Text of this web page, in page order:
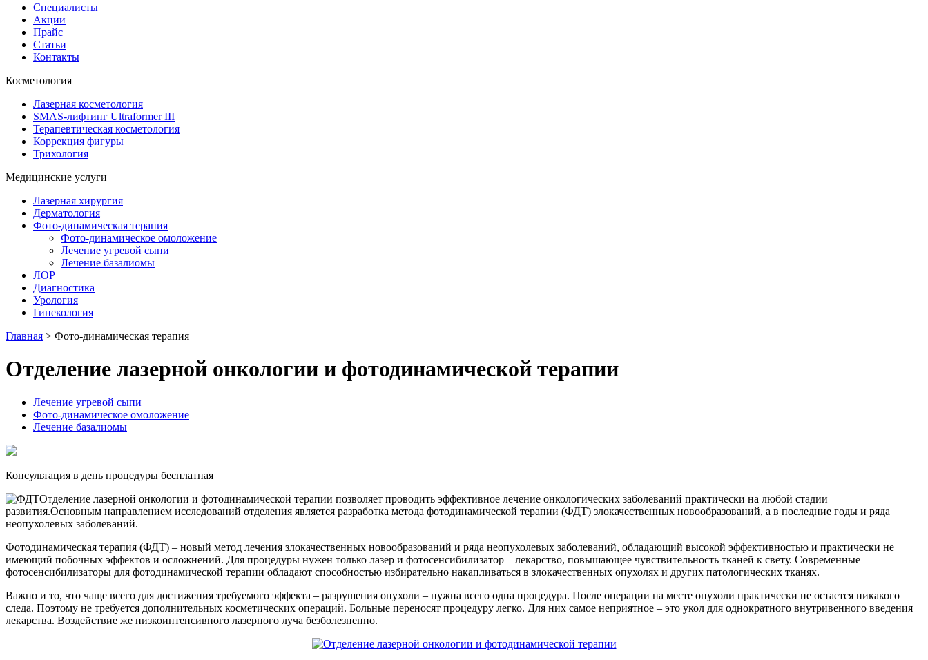
Специалисты
Акции
Прайс
Статьи
Контакты
Косметология
Лазерная косметология
SMAS-лифтинг Ultraformer III
Терапевтическая косметология
Коррекция фигуры
Трихология
Медицинские услуги
Лазерная хирургия
Дерматология
Фото-динамическая терапия
Фото-динамическое омоложение
Лечение угревой сыпи
Лечение базалиомы
ЛОР
Диагностика
Урология
Гинекология
Главная > Фото-динамическая терапия
Отделение лазерной онкологии и фотодинамической терапии
Лечение угревой сыпи
Фото-динамическое омоложение
Лечение базалиомы
Консультация в день процедуры бесплатная
Отделение лазерной онкологии и фотодинамической терапии позволяет проводить эффективное лечение онкологических заболеваний практически на любой стадии
развития.Основным направлением исследований отделения является разработка метода фотодинамической терапии (ФДТ) злокачественных новообразований, а в последние годы и ряда
неопухолевых заболеваний.
Фотодинамическая терапия (ФДТ) – новый метод лечения злокачественных новообразований и ряда неопухолевых заболеваний, обладающий высокой эффективностью и практически не
имеющий побочных эффектов и осложнений. Для процедуры нужен только лазер и фотосенсибилизатор – лекарство, повышающее чувствительность тканей к свету. Современные
фотосенсибилизаторы для фотодинамической терапии обладают способностью избирательно накапливаться в злокачественных опухолях и других патологических тканях.
Важно и то, что чаще всего для достижения требуемого эффекта – разрушения опухоли – нужна всего одна процедура. После операции на месте опухоли практически не остается никакого
следа. Поэтому не требуется дополнительных косметических операций. Больные переносят процедуру легко. Для них самое неприятное – это укол для однократного внутривенного введения
лекарства. Воздействие же низкоинтенсивного лазерного луча безболезненно.